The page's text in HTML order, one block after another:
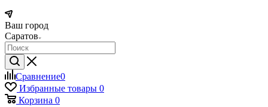
Ваш город
Саратов
Сравнение0
Избранные товары 0
Корзина 0